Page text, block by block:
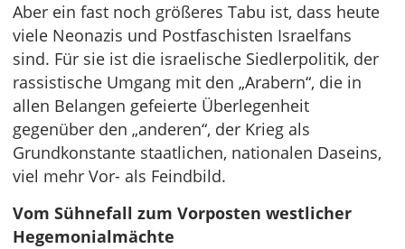
Aber ein fast noch größeres Tabu ist, dass heute
viele Neonazis und Postfaschisten Israelfans
sind. Für sie ist die israelische Siedlerpolitik, der
rassistische Umgang mit den „Arabern“, die in
allen Belangen gefeierte Überlegenheit
gegenüber den „anderen“, der Krieg als
Grundkonstante staatlichen, nationalen Daseins,
viel mehr Vor- als Feindbild.
Vom Sühnefall zum Vorposten westlicher
Hegemonialmächte